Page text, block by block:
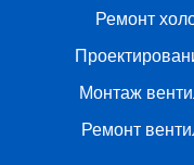
Ремонт
Монтаж
Ремонт